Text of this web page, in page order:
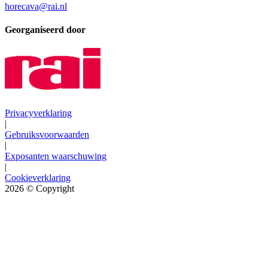
horecava@rai.nl
Georganiseerd door
Privacyverklaring
|
Gebruiksvoorwaarden
|
Exposanten waarschuwing
|
Cookieverklaring
2026 © Copyright